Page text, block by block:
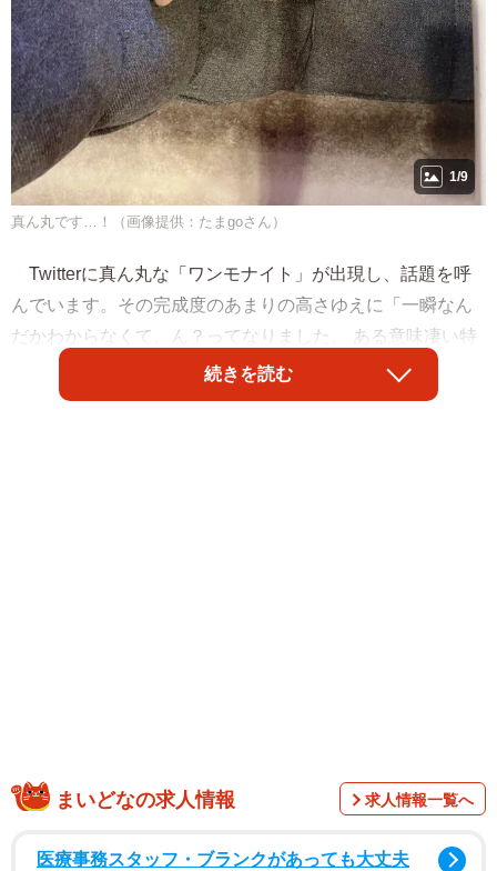
1/9
真ん丸です…！（画像提供：たまgoさん）
Twitterに真ん丸な「ワンモナイト」が出現し、話題を呼
んでいます。その完成度のあまりの高さゆえに「一瞬なん
だかわからなくて、ん？ってなりました。 ある意味凄い特
技ですね。」と驚嘆の声が上がっています。画像を投稿し
た「たまgo」（@go20597673）さん（以下、飼い主さん）
な姿勢で眠る様子が、まるで古代生物の「アンモナイト」
続きを読む
まいどなの求人情報 求人情報一覧へ
医療事務スタッフ・ブランクがあっても大丈夫